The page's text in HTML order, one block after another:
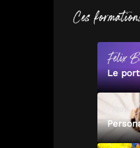
Ces
Felix
Le
Laura